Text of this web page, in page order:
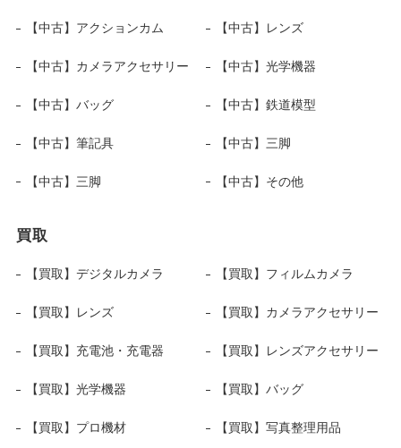
【中古】アクションカム 【中古】レンズ
【中古】カメラアクセサリー 【中古】光学機器
【中古】バッグ 【中古】鉄道模型
【中古】筆記具 【中古】三脚
【中古】三脚 【中古】その他
買取
【買取】デジタルカメラ 【買取】フィルムカメラ
【買取】レンズ 【買取】カメラアクセサリー
【買取】充電池・充電器 【買取】レンズアクセサリー
【買取】光学機器 【買取】バッグ
【買取】プロ機材 【買取】写真整理用品